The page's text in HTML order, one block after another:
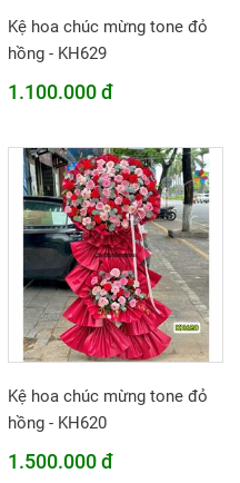
Kệ hoa chúc mừng tone đỏ
hồng - KH629
1.100.000 đ
Kệ hoa chúc mừng tone đỏ
hồng - KH620
1.500.000 đ